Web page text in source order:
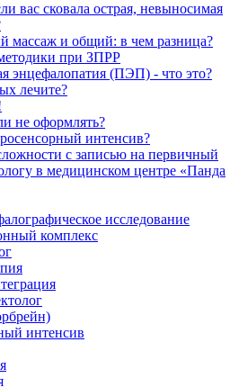
вас сковала острая, невыносимая
массаж и общий: в чем разница?
при ЗПРР
энцефалопатия (ПЭП) - что это?
лечите?
не оформлять?
интенсив?
с записью на первичный
в медицинском центре «Панда
исследование
комплекс
интенсив